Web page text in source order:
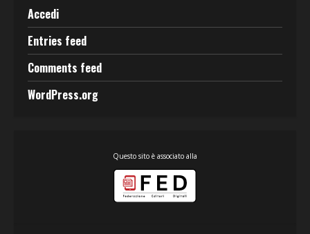
Accedi
Entries feed
Comments feed
WordPress.org
Questo sito è associato alla